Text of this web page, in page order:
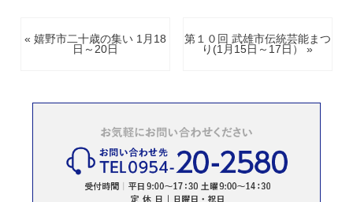
« 嬉野市二十歳の集い 1月18
日～20日
第１０回 武雄市伝統芸能まつ
り(1月15日～17日） »